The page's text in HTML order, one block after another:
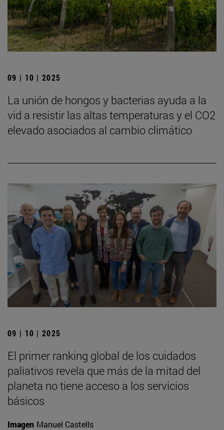
09 | 10 | 2025
La unión de hongos y bacterias ayuda a la
vid a resistir las altas temperaturas y el CO2
elevado asociados al cambio climático
09 | 10 | 2025
El primer ranking global de los cuidados
paliativos revela que más de la mitad del
planeta no tiene acceso a los servicios
básicos
Imagen Manuel Castells